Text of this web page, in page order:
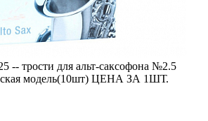
-- трости для альт-саксофона №2.5
модель(10шт) ЦЕНА ЗА 1ШТ.